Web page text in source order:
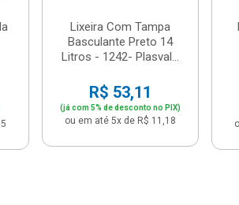
Lixeira Com Tampa
Basculante Preto 14
Litros - 1242- Plasval...
R$ 53,11
(já com 5% de desconto no PIX)
ou em até 5x de R$ 11,18